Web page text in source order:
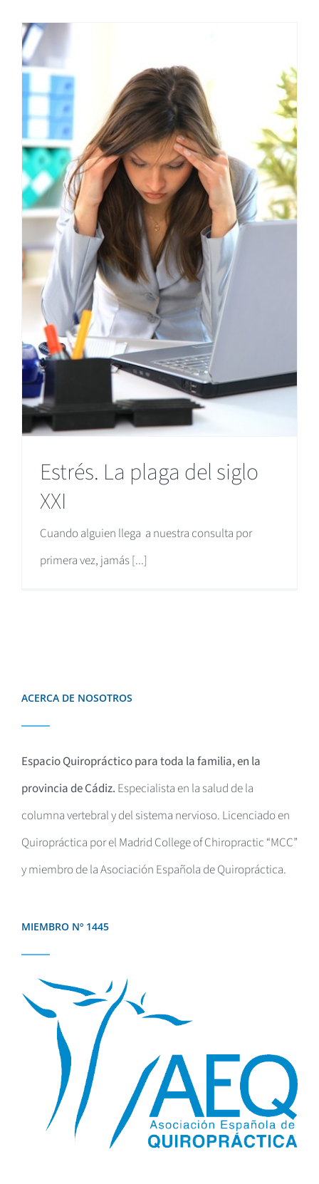
Estrés. La plaga del siglo
XXI
Cuando alguien llega a nuestra consulta por
primera vez, jamás [...]
ACERCA DE NOSOTROS
Espacio Quiropráctico para toda la familia, en la
provincia de Cádiz. Especialista en la salud de la
columna vertebral y del sistema nervioso. Licenciado en
Quiropráctica por el Madrid College of Chiropractic “MCC”
y miembro de la Asociación Española de Quiropráctica.
MIEMBRO Nº 1445